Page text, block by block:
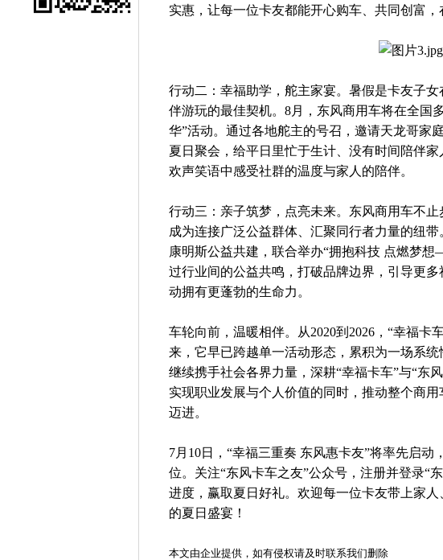
实惠，让每一位卡友都能开心购车、共同创富，
行动二：幸福助学，舵主家宴。暑假是卡友子
伴游玩的最佳契机。8月，东风商用车将在全国
华”活动。通过各地舵主的号召，邀请天龙哥家
夏日聚会，给平日里忙于生计、没有时间陪伴
欢声笑语中感受社群的温度与家人的陪伴。
行动三：亲子筑梦，点亮未来。东风商用车不
成为连接广泛公益群体、汇聚同行者力量的纽
康明斯公益共建，联合举办“拥抱科技 点燃梦
过行业间的公益共鸣，打破品牌边界，引导更
动拥有更蓬勃的生命力。
车轮向前，温暖相伴。从2020到2026，“幸福卡
来，它早已跨越单一活动形态，累积为一场系
继续携手社会各界力量，深耕“幸福卡车”与“东
实现职业发展与个人价值的同时，推动整个商
迈进。
7月10日，“幸福三重奏 东风惠卡友”将率先启
位。关注“东风卡车之友”公众号，注册并登录“
进度，赢取夏日好礼。欢迎每一位卡友带上家
的夏日盛宴！
本文由企业提供，如有侵权请及时联系我们删除